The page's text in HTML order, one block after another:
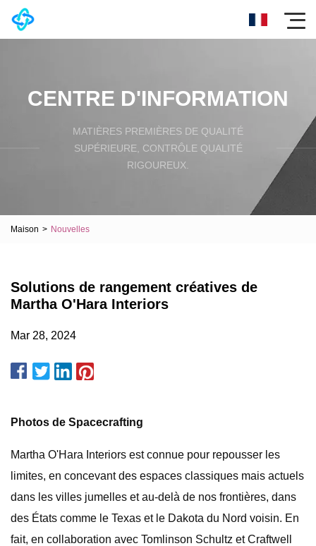
CENTRE D'INFORMATION
MATIÈRES PREMIÈRES DE QUALITÉ
SUPÉRIEURE, CONTRÔLE QUALITÉ
RIGOUREUX.
Maison > Nouvelles
Solutions de rangement créatives de
Martha O'Hara Interiors
Mar 28, 2024
Photos de Spacecrafting
Martha O'Hara Interiors est connue pour repousser les
limites, en concevant des espaces classiques mais actuels
dans les villes jumelles et au-delà de nos frontières, dans
des États comme le Texas et le Dakota du Nord voisin. En
fait, en collaboration avec Tomlinson Schultz et Craftwell